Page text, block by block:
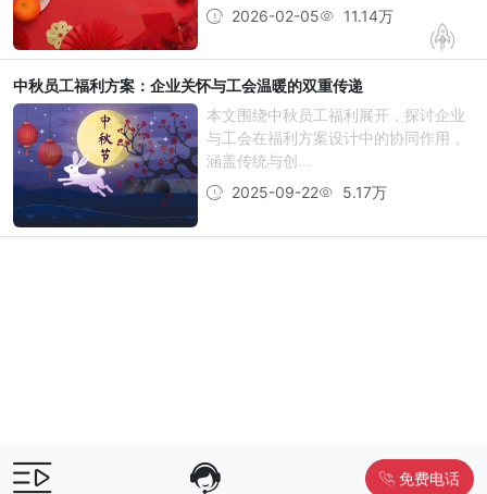
2026-02-05
11.14万
中秋员工福利方案：企业关怀与工会温暖的双重传递
本文围绕中秋员工福利展开，探讨企业
与工会在福利方案设计中的协同作用，
涵盖传统与创...
2025-09-22
5.17万
免费电话